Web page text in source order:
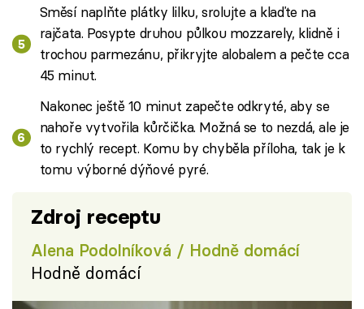
Směsí naplňte plátky lilku, srolujte a klaďte na
rajčata. Posypte druhou půlkou mozzarely, klidně i
trochou parmezánu, přikryjte alobalem a pečte cca
45 minut.
Nakonec ještě 10 minut zapečte odkryté, aby se
nahoře vytvořila kůrčička. Možná se to nezdá, ale je
to rychlý recept. Komu by chyběla příloha, tak je k
tomu výborné dýňové pyré.
Zdroj receptu
Alena Podolníková / Hodně domácí
Hodně domácí